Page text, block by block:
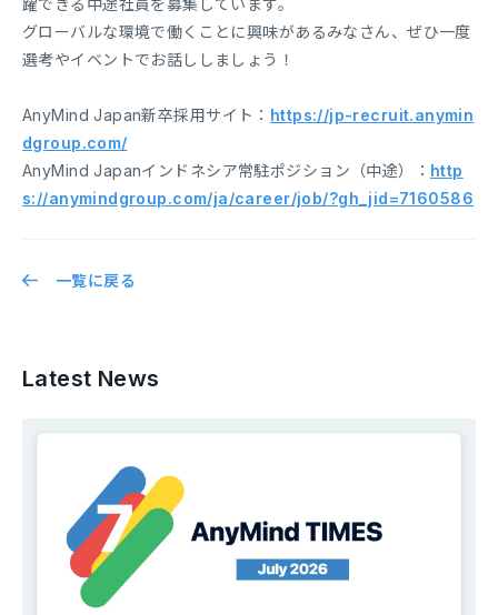
躍できる中途社員を募集しています。
グローバルな環境で働くことに興味があるみなさん、ぜひ一度
選考やイベントでお話ししましょう！
AnyMind Japan新卒採用サイト： https://jp-recruit.anymin
dgroup.com/
AnyMind Japanインドネシア常駐ポジション（中途）： http
s://anymindgroup.com/ja/career/job/?gh_jid=7160586
一覧に戻る
Latest News